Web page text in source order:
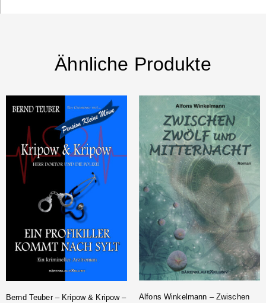
Ähnliche Produkte
Bernd Teuber – Kripow & Kripow –
Alfons Winkelmann – Zwischen